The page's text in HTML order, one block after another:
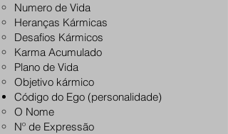
Numero de Vida
Heranças Kármicas
Desafios Kármicos
Karma Acumulado
Plano de Vida
Objetivo kármico
Código do Ego (personalidade)
O Nome
Nº de Expressão